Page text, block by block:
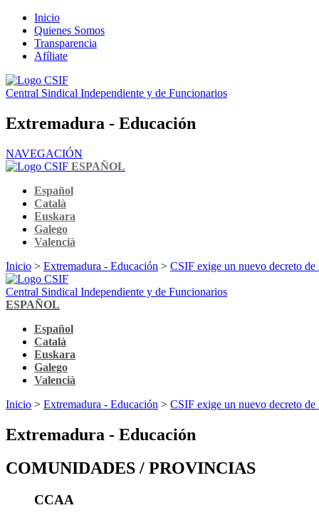
Inicio
Quienes Somos
Transparencia
Afíliate
Central Sindical Independiente y de Funcionarios
Extremadura - Educación
NAVEGACIÓN
ESPAÑOL
Español
Català
Euskara
Galego
Valencià
Inicio > Extremadura - Educación > CSIF exige un nuevo decreto
Central Sindical Independiente y de Funcionarios
ESPAÑOL
Español
Català
Euskara
Galego
Valencià
Inicio > Extremadura - Educación > CSIF exige un nuevo decreto
Extremadura - Educación
COMUNIDADES / PROVINCIAS
CCAA